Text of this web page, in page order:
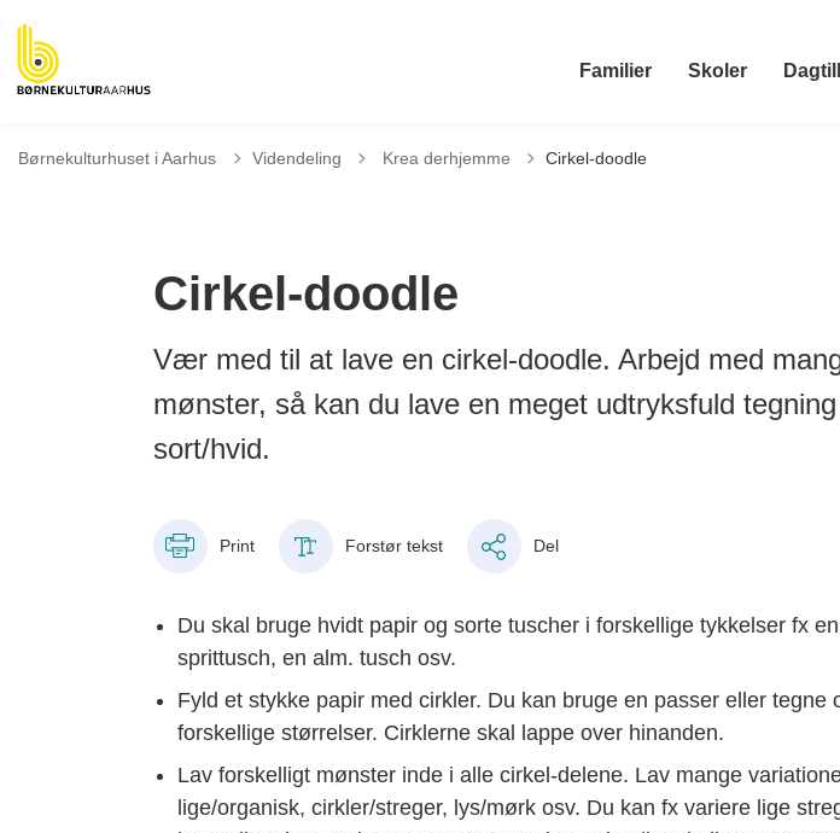
Familier Skoler
Børnekulturhuset i Aarhus Videndeling Tilbage til
Krea derhjemme Cirkel-doodle
Cirkel-doodle
Vær med til at lave en cirkel-doodle. Arbejd med
mønster, så kan du lave en meget udtryksfuld
sort/hvid.
Print Forstør tekst Del
Du skal bruge hvidt papir og sorte tuscher i forskellige tykkelser fx
sprittusch, en alm. tusch osv.
Fyld et stykke papir med cirkler. Du kan bruge en passer eller tegne
forskellige størrelser. Cirklerne skal lappe over hinanden.
Lav forskelligt mønster inde i alle cirkel-delene. Lav mange
lige/organisk, cirkler/streger, lys/mørk osv. Du kan fx variere lige